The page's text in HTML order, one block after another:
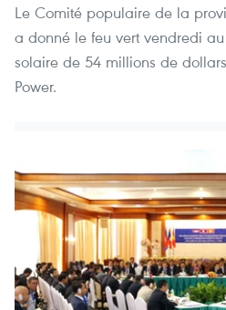
Le Comité populaire de la
a donné le feu vert vendredi
solaire de 54 millions de
Power.